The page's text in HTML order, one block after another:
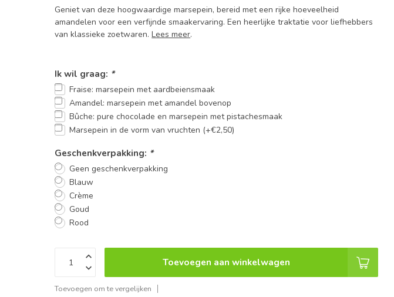
Geniet van deze hoogwaardige marsepein, bereid met een rijke hoeveelheid
amandelen voor een verfijnde smaakervaring. Een heerlijke traktatie voor liefhebbers
van klassieke zoetwaren.Lees meer.
Ik wil graag: *
Fraise: marsepein met aardbeiensmaak
Amandel: marsepein met amandel bovenop
Bûche: pure chocolade en marsepein met pistachesmaak
Marsepein in de vorm van vruchten (+€2,50)
Geschenkverpakking: *
Geen geschenkverpakking
Blauw
Crème
Goud
Rood
Toevoegen aan winkelwagen
Toevoegen om te vergelijken